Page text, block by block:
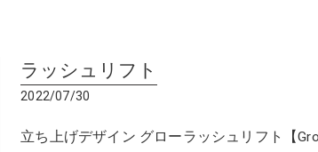
ラッシュリフト
2022/07/30
立ち上げデザイン グローラッシュリフト【